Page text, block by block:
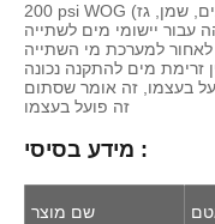
עבור יישומי מים לשתייה
למערכת מי השתייה
זרימת מים להתקנה נכונה
בעצמו, זה אומר שסתום
זה פועל בעצמו
מידע בסיסי :
שם מוצר